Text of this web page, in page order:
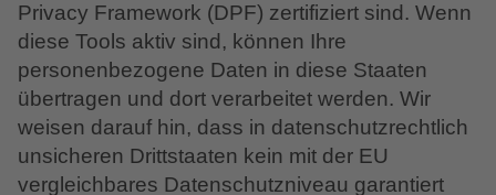
Privacy Framework (DPF) zertifiziert sind. Wenn
diese Tools aktiv sind, können Ihre
personenbezogene Daten in diese Staaten
übertragen und dort verarbeitet werden. Wir
weisen darauf hin, dass in datenschutzrechtlich
unsicheren Drittstaaten kein mit der EU
vergleichbares Datenschutzniveau garantiert